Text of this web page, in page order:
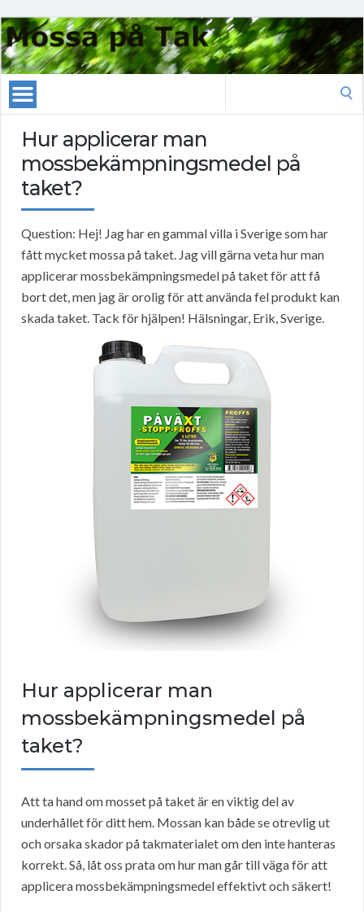
Hur applicerar man
mossbekämpningsmedel på
taket?
Question: Hej! Jag har en gammal villa i Sverige som har
fått mycket mossa på taket. Jag vill gärna veta hur man
applicerar mossbekämpningsmedel på taket för att få
bort det, men jag är orolig för att använda fel produkt kan
skada taket. Tack för hjälpen! Hälsningar, Erik, Sverige.
Hur applicerar man
mossbekämpningsmedel på
taket?
Att ta hand om mosset på taket är en viktig del av
underhållet för ditt hem. Mossan kan både se otrevlig ut
och orsaka skador på takmaterialet om den inte hanteras
korrekt. Så, låt oss prata om hur man går till väga för att
applicera mossbekämpningsmedel effektivt och säkert!